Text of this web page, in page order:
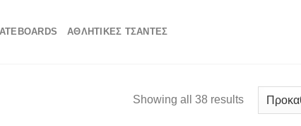
ΑΘΛΗΤΙΚΈΣ ΤΣΆΝΤΕΣ
Showing all 38 results